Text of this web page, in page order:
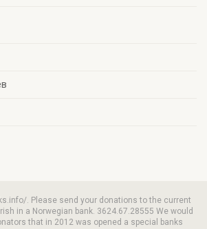
. Please send your donations to the current
in a Norwegian bank. 3624.67.28555 We would
that in 2012 was opened a special banks